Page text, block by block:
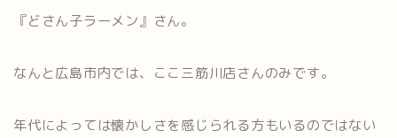
『どさん子ラーメン』さん。
なんと広島市内では、ここ三筋川店さんのみです。
年代によっては懐かしさを感じられる方もいるのではない